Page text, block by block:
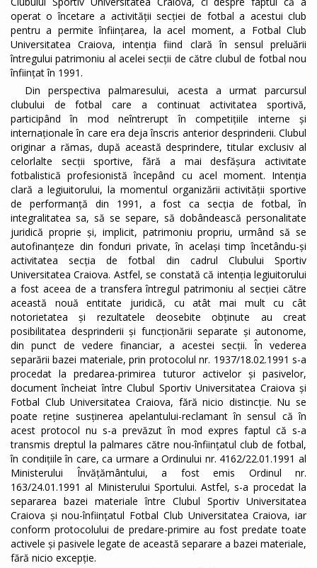
operat o încetare a activității secției de fotbal a acestui club
pentru a permite înființarea, la acel moment, a Fotbal Club
Universitatea Craiova, intenția fiind clară în sensul preluării
întregului patrimoniu al acelei secții de către clubul de fotbal nou
înființat în 1991.
Din perspectiva palmaresului, acesta a urmat parcursul
clubului de fotbal care a continuat activitatea sportivă,
participând în mod neîntrerupt în competițiile interne și
internaționale în care era deja înscris anterior desprinderii. Clubul
originar a rămas, după această desprindere, titular exclusiv al
celorlalte secții sportive, fără a mai desfășura activitate
fotbalistică profesionistă începând cu acel moment. Intenția
clară a legiuitorului, la momentul organizării activității sportive
de performanță din 1991, a fost ca secția de fotbal, în
integralitatea sa, să se separe, să dobândească personalitate
juridică proprie și, implicit, patrimoniu propriu, urmând să se
autofinanțeze din fonduri private, în același timp încetându-și
activitatea secția de fotbal din cadrul Clubului Sportiv
Universitatea Craiova. Astfel, se constată că intenția legiuitorului
a fost aceea de a transfera întregul patrimoniu al secției către
această nouă entitate juridică, cu atât mai mult cu cât
notorietatea și rezultatele deosebite obținute au creat
posibilitatea desprinderii și funcționării separate și autonome,
din punct de vedere financiar, a acestei secții. În vederea
separării bazei materiale, prin protocolul nr. 1937/18.02.1991 s-a
procedat la predarea-primirea tuturor activelor și pasivelor,
document încheiat între Clubul Sportiv Universitatea Craiova și
Fotbal Club Universitatea Craiova, fără nicio distincție. Nu se
poate reține susținerea apelantului-reclamant în sensul că în
acest protocol nu s-a prevăzut în mod expres faptul că s-a
transmis dreptul la palmares către nou-înființatul club de fotbal,
în condițiile în care, ca urmare a Ordinului nr. 4162/22.01.1991 al
Ministerului Învățământului, a fost emis Ordinul nr.
163/24.01.1991 al Ministerului Sportului. Astfel, s-a procedat la
separarea bazei materiale între Clubul Sportiv Universitatea
Craiova și nou-înființatul Fotbal Club Universitatea Craiova, iar
conform protocolului de predare-primire au fost predate toate
activele și pasivele legate de această separare a bazei materiale,
fără nicio excepție.